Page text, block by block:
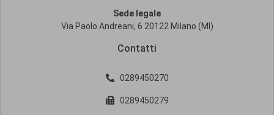
Sede legale
Via Paolo Andreani, 6 20122 Milano (MI)
Contatti
0289450270
0289450279